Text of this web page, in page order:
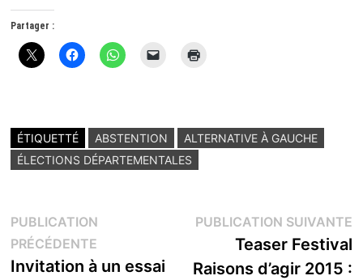
Partager :
ÉTIQUETTÉ ABSTENTION
ALTERNATIVE À GAUCHE
ÉLECTIONS DÉPARTEMENTALES
Navigation
de
PUBLICATION
PRÉCÉDENTEPublication
précédente :
Invitation à un essai
PUBLICATION SUIVANTE
Teaser Festival
Raisons d’agir 2015 :